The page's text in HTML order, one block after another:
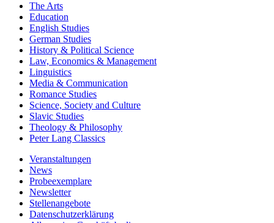
The Arts
Education
English Studies
German Studies
History & Political Science
Law, Economics & Management
Linguistics
Media & Communication
Romance Studies
Science, Society and Culture
Slavic Studies
Theology & Philosophy
Peter Lang Classics
Veranstaltungen
News
Probeexemplare
Newsletter
Stellenangebote
Datenschutzerklärung